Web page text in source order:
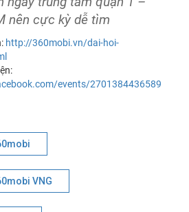
nên cực kỳ dễ tìm
http://360mobi.vn/dai-hoi-
events/2701384436589301/
VNG